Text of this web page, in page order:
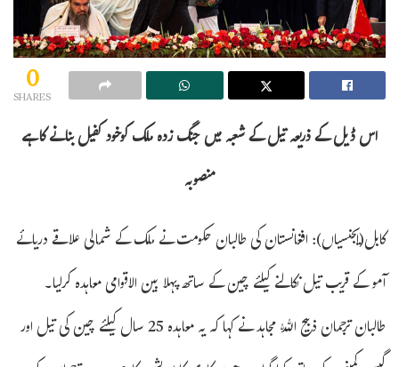
0
SHARES
اس ڈیل کے ذریعہ تیل کے شعبہ میں جنگ زدہ ملک کوخود کفیل بنانے کا ہے
منصوبہ
کابل(ایجنسیاں): افغانستان کی طالبان حکومت نے ملک کے شمالی علاقے دریائے
آمو کے قریب تیل نکالنے کیلئے چین کے ساتھ پہلا بین الاقوامی معاہدہ کرلیا۔
طالبان ترجمان ذبیح اللّٰہ مجاہد نے کہا کہ یہ معاہدہ 25 سال کیلئے چین کی تیل اور